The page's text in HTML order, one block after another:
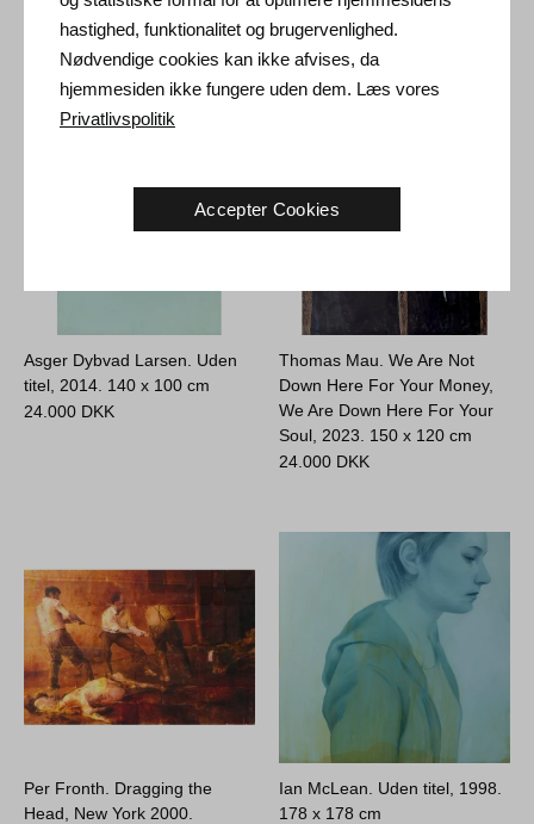
2005.200 x 150 cm
125.000DKK
180 x 250 cm
55.000DKK
Asger Dybvad Larsen. Uden
titel, 2014. 140 x 100 cm
24.000 DKK
Thomas Mau. We Are Not
Down Here For Your Money,
We Are Down Here For Your
Soul, 2023. 150 x 120 cm
24.000 DKK
Per Fronth. Dragging the
Head, New York 2000.
Ian McLean. Uden titel, 1998.
178 x 178 cm
hastighed, funktionalitet og brugervenlighed.
Nødvendige cookies kan ikke afvises, da
hjemmesiden ikke fungere uden dem. Læs vores
Privatlivspolitik
Accepter Cookies